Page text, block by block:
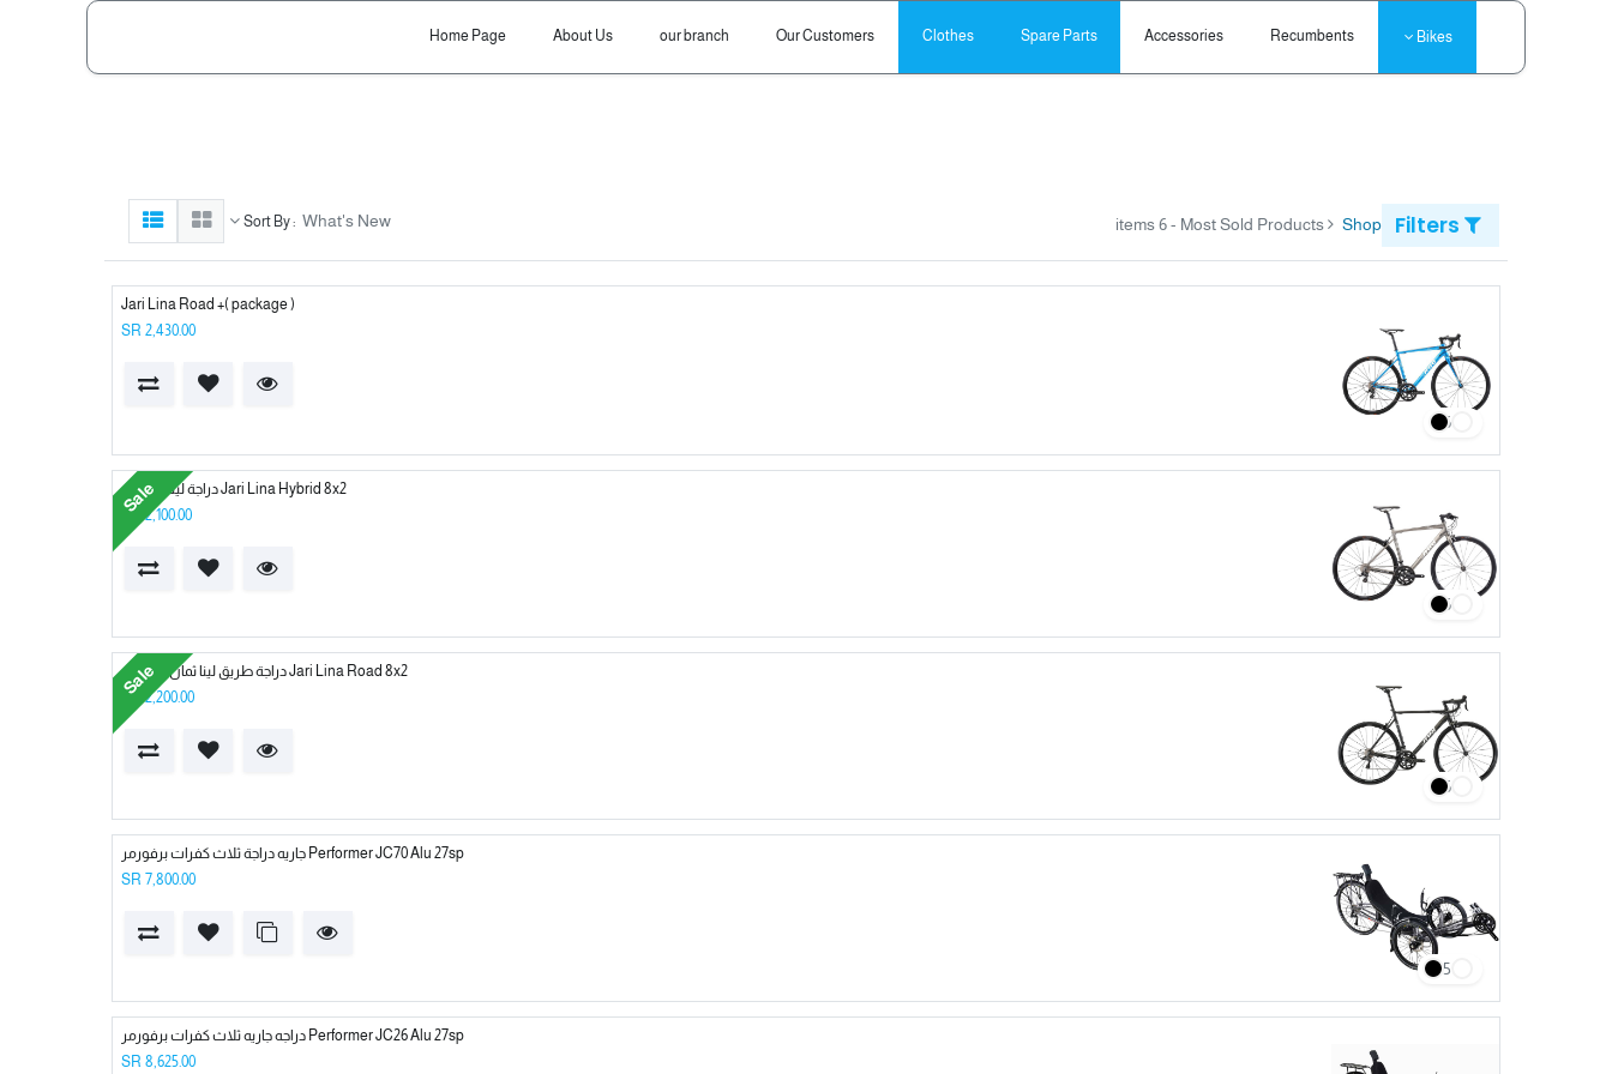
Bikes
Recumbents
Accessories
Spare Parts
Clothes
Our Customers
our branch
About Us
Home Page
Shop
Most Sold Products
- 6 items
Sort By : What's New
6
Jari Lina Road +( package )
2,430.00
6
Jari Lina Hybrid 8x2 دراجة لينا الهجينة
2,100.00
SR
Sale
6
Jari Lina Road 8x2 دراجة طريق لينا ثمان سرعات
2,200.00
SR
Sale
15
Performer JC70 Alu 27sp جاريه دراجة ثلاث كفرات برفورمر
7,800.00
Performer JC26 Alu 27sp دراجه جاريه ثلاث كفرات برفورمر
8,625.00